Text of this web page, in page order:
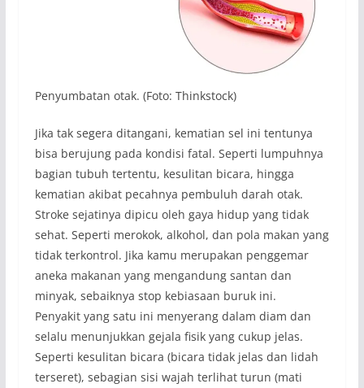
Penyumbatan otak. (Foto: Thinkstock)
Jika tak segera ditangani, kematian sel ini tentunya
bisa berujung pada kondisi fatal. Seperti lumpuhnya
bagian tubuh tertentu, kesulitan bicara, hingga
kematian akibat pecahnya pembuluh darah otak.
Stroke sejatinya dipicu oleh gaya hidup yang tidak
sehat. Seperti merokok, alkohol, dan pola makan yang
tidak terkontrol. Jika kamu merupakan penggemar
aneka makanan yang mengandung santan dan
minyak, sebaiknya stop kebiasaan buruk ini.
Penyakit yang satu ini menyerang dalam diam dan
selalu menunjukkan gejala fisik yang cukup jelas.
Seperti kesulitan bicara (bicara tidak jelas dan lidah
terseret), sebagian sisi wajah terlihat turun (mati